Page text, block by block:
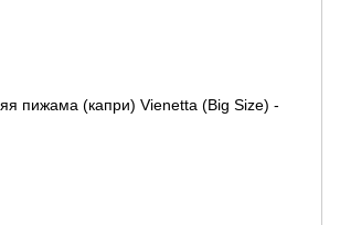
пижама (капри) Vienetta (Big Size) -